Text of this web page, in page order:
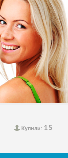
Купили: 15